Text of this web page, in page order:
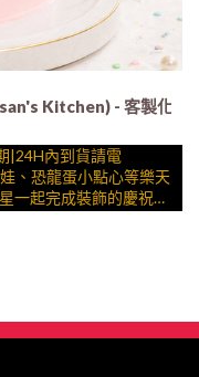
Kitchen) - 客製化
|24H內到貨請電
、恐龍蛋小點心等樂天
一起完成裝飾的慶祝時